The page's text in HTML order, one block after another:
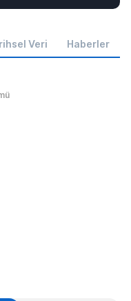
Veri Haberler